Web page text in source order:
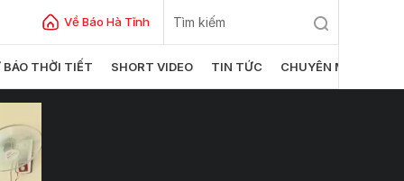
Về Báo Hà Tĩnh
BÁO THỜI TIẾT SHORT VIDEO TIN TỨC CHUYÊN MỤC